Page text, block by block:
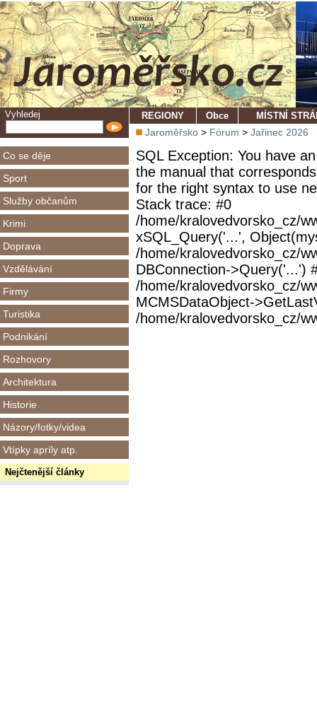
Vyhledej
Co se děje
Sport
Služby občanům
Krimi
Doprava
Vzdělávání
Firmy
Turistika
Podnikání
Rozhovory
Architektura
Historie
Názory/fotky/videa
Vtípky apríly atp.
Nejčtenější články
REGIONY Obce MÍSTNÍ
Jaroměřsko > Fórum > Jařinec 2026
SQL Exception: You have
the manual that
for the right syntax to use
Stack trace: #0
/home/kralovedvorsko_cz/
xSQL_Query('...',
/home/kralovedvorsko_cz/
DBConnection->Query('...')
/home/kralovedvorsko_cz/
MCMSDataObject-
/home/kralovedvorsko_cz/